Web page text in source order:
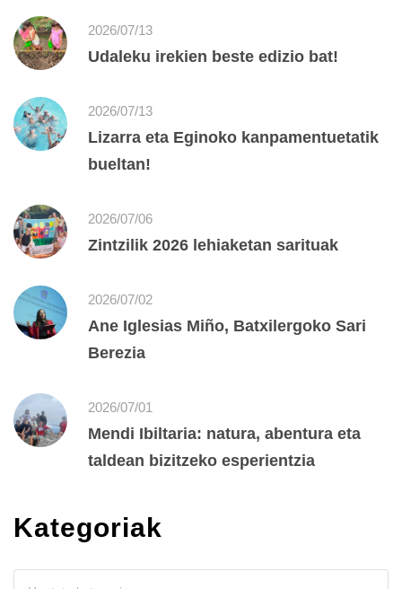
2026/07/13
Udaleku irekien beste edizio bat!
2026/07/13
Lizarra eta Eginoko kanpamentuetatik
bueltan!
2026/07/06
Zintzilik 2026 lehiaketan sarituak
2026/07/02
Ane Iglesias Miño, Batxilergoko Sari
Berezia
2026/07/01
Mendi Ibiltaria: natura, abentura eta
taldean bizitzeko esperientzia
Kategoriak